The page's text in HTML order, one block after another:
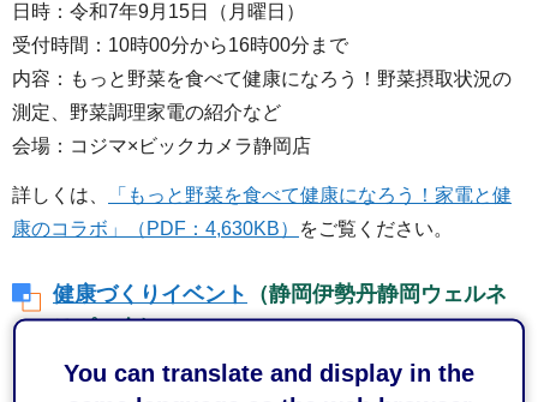
You can translate and display in the
日時：令和7年9月15日（月曜日）
受付時間：10時00分から16時00分まで
内容：もっと野菜を食べて健康になろう！野菜摂取状況の
測定、野菜調理家電の紹介など
会場：コジマ×ビックカメラ静岡店
詳しくは、
「もっと野菜を食べて健康になろう！家電と健
康のコラボ」（PDF：4,630KB）
をご覧ください。
健康づくりイベント
（静岡伊勢丹静岡ウェルネ
スパーク）
日時：令和7年9月19日（金曜日）